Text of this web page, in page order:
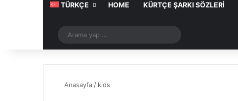
TÜRKÇE HOME KÜRTÇE ŞARKI SÖZLERI
Rastgele Makale
yap
Anasayfa / kids